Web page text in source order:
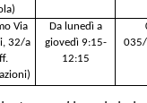
Via
32/a
Da lunedì a
giovedì 9:15-
12:15